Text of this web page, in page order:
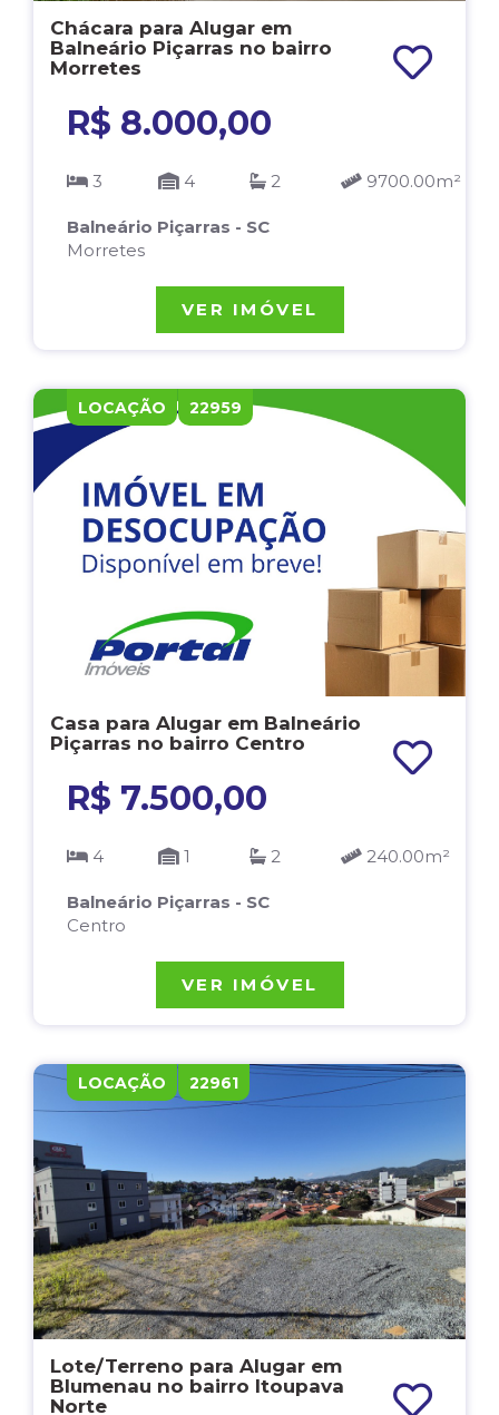
Chácara para Alugar em
Balneário Piçarras no bairro
Morretes
R$ 8.000,00
3 4 2 9700.00m²
Balneário Piçarras - SC
Morretes
VER IMÓVEL
LOCAÇÃO 22959
Casa para Alugar em Balneário
Piçarras no bairro Centro
R$ 7.500,00
4 1 2 240.00m²
Balneário Piçarras - SC
Centro
VER IMÓVEL
LOCAÇÃO 22961
Lote/Terreno para Alugar em
Blumenau no bairro Itoupava
Norte